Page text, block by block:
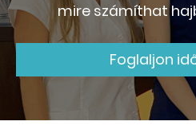
mire számíthat
Foglaljon